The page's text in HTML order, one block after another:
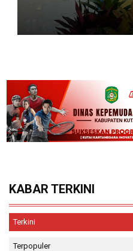
KABAR TERKINI
Terkini
Terpopuler